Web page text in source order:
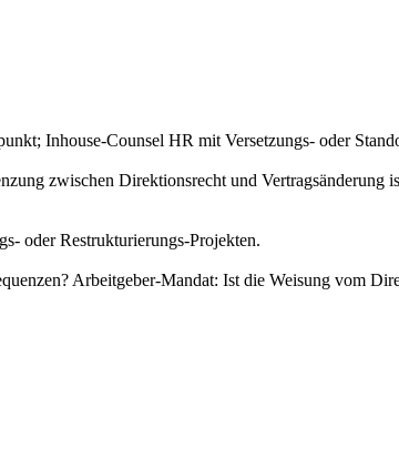
Inhouse-Counsel HR mit Versetzungs- oder
zwischen Direktionsrecht und
oder Restrukturierungs-Projekten.
Arbeitgeber-Mandat: Ist die Weisung vom